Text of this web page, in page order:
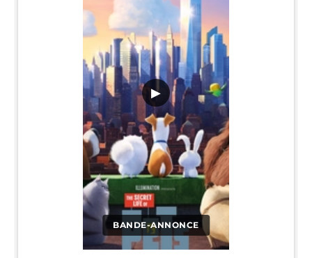
BANDE-ANNONCE
▶